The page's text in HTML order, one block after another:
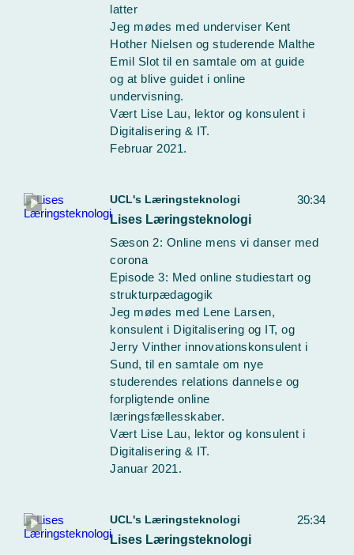
latter
Jeg mødes med underviser Kent
Hother Nielsen og studerende Malthe
Emil Slot til en samtale om at guide
og at blive guidet i online
undervisning.
Vært Lise Lau, lektor og konsulent i
Digitalisering & IT.
Februar 2021.
30:34
UCL's Læringsteknologi
Lises Læringsteknologi
Sæson 2: Online mens vi danser med
corona
Episode 3: Med online studiestart og
strukturpædagogik
Jeg mødes med Lene Larsen,
konsulent i Digitalisering og IT, og
Jerry Vinther innovationskonsulent i
Sund, til en samtale om nye
studerendes relations dannelse og
forpligtende online
læringsfællesskaber.
Vært Lise Lau, lektor og konsulent i
Digitalisering & IT.
Januar 2021.
25:34
UCL's Læringsteknologi
Lises Læringsteknologi